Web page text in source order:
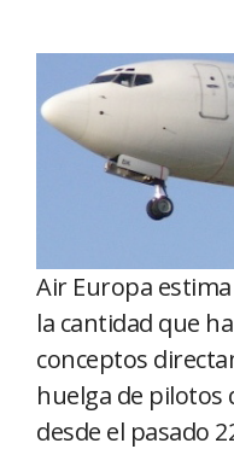
Air Europa
la cantidad que
conceptos
huelga de pilotos
desde el pasado